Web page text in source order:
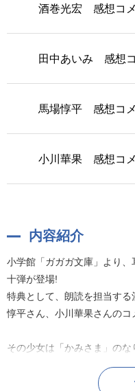
酒巻光宏 感想コ
田中あいみ 感想
馬場惇平 感想コ
小川華果 感想コ
内容紹介
小学館「ガガガ文庫」より
十弾が登場!
特典として、朗読を担当す
惇平さん、小川華果さんのコ
その少女は「かみさま」の
藤咲藤花の元に訪れる奇妙